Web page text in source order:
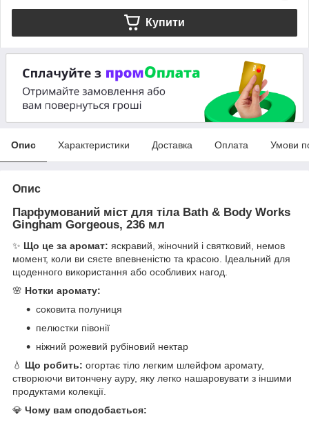
Купити
Опис Характеристики Доставка Оплата Умови
Опис
Парфумований міст для тіла Bath & Body Works
Gingham Gorgeous, 236 мл
✨ Що це за аромат: яскравий, жіночний і святковий, немов
момент, коли ви сяєте впевненістю та красою. Ідеальний для
щоденного використання або особливих нагод.
🌸 Нотки аромату:
соковита полуниця
пелюстки півонії
ніжний рожевий рубіновий нектар
💧 Що робить: огортає тіло легким шлейфом аромату,
створюючи витончену ауру, яку легко нашаровувати з іншими
продуктами колекції.
💎 Чому вам сподобається: